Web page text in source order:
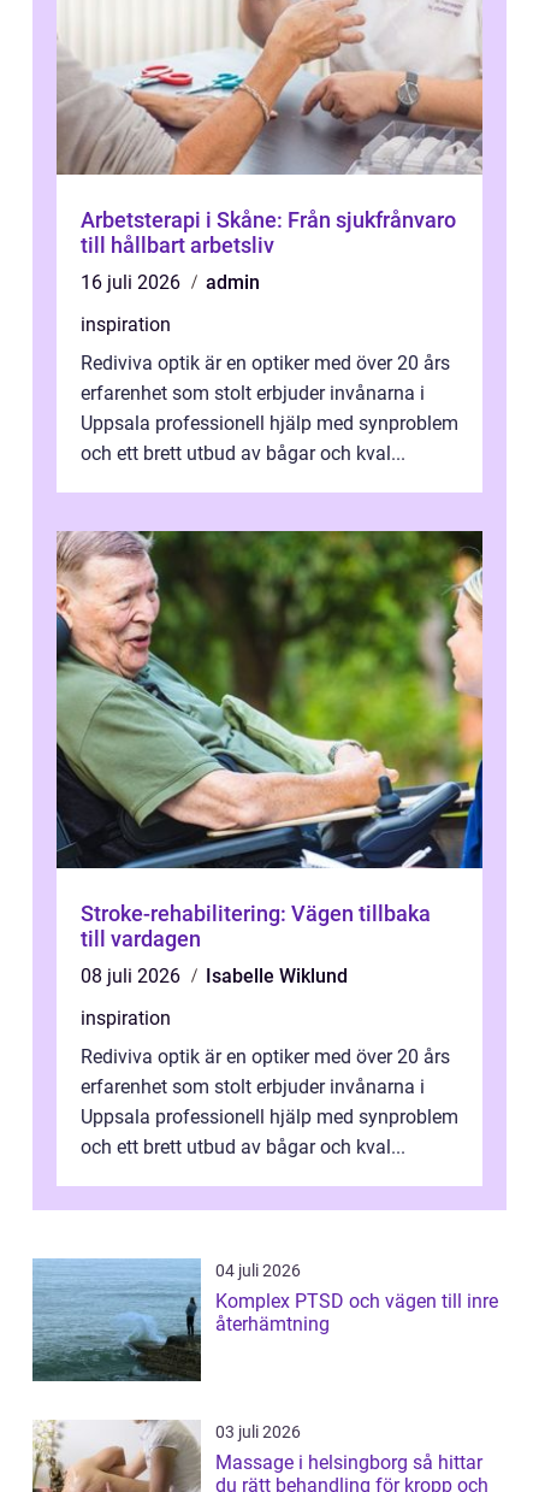
Arbetsterapi i Skåne: Från sjukfrånvaro
till hållbart arbetsliv
16 juli 2026
admin
inspiration
Rediviva optik är en optiker med över 20 års
erfarenhet som stolt erbjuder invånarna i
Uppsala professionell hjälp med synproblem
och ett brett utbud av bågar och kval...
Stroke-rehabilitering: Vägen tillbaka
till vardagen
08 juli 2026
Isabelle Wiklund
inspiration
Rediviva optik är en optiker med över 20 års
erfarenhet som stolt erbjuder invånarna i
Uppsala professionell hjälp med synproblem
och ett brett utbud av bågar och kval...
04 juli 2026
Komplex PTSD och vägen till inre
återhämtning
03 juli 2026
Massage i helsingborg så hittar
du rätt behandling för kropp och